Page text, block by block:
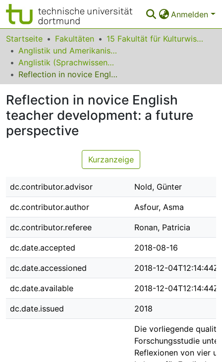
Anmelden
Bereiche & Sammlungen
Das gesamte Repositorium
Statistiken
FAQ
Leitlinien
Zurück zur Startseite
Startseite Fakultäten
15 Fakultät für Kulturwissenschaften
Anglistik und Amerikanistik
Anglistik (Sprachwissenschaft)
Reflection in novice English teacher development: a future perspective
Reflection in novice English
teacher development: a future
perspective
Kurzanzeige
dc.contributor.advisor Nold, Günter
dc.contributor.author Asfour, Asma
dc.contributor.referee Ronan, Patricia
dc.date.accepted 2018-08-16
dc.date.accessioned 2018-12-04T12:14:44Z
dc.date.available 2018-12-04T12:14:44Z
dc.date.issued 2018
Die vorliegende
Forschungsstudie
Reflexionen von vier